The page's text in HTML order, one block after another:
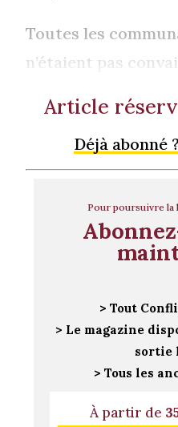
Toutes les
n’étaient pas
Article
Déjà abonné
Pour poursuivre la
> Tout
> Le magazine
sortie
> Tous les
À partir de